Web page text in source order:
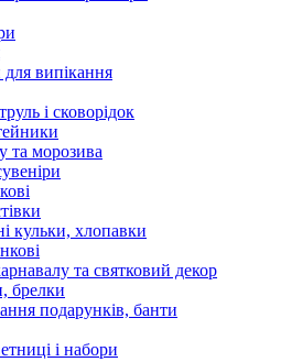
випікання
і сковорідок
та морозива
кульки, хлопавки
та святковий декор
брелки
подарунків, банти
і набори